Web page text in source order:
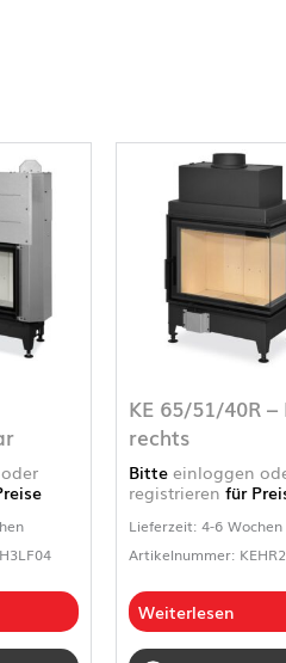
KE 65/51/40R –
rechts
Bitteeinloggen
registrieren für
Lieferzeit: 4-6 Wochen
Artikelnummer:
Weiterlesen